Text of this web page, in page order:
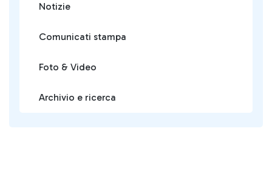
Notizie
Comunicati stampa
Foto & Video
Archivio e ricerca